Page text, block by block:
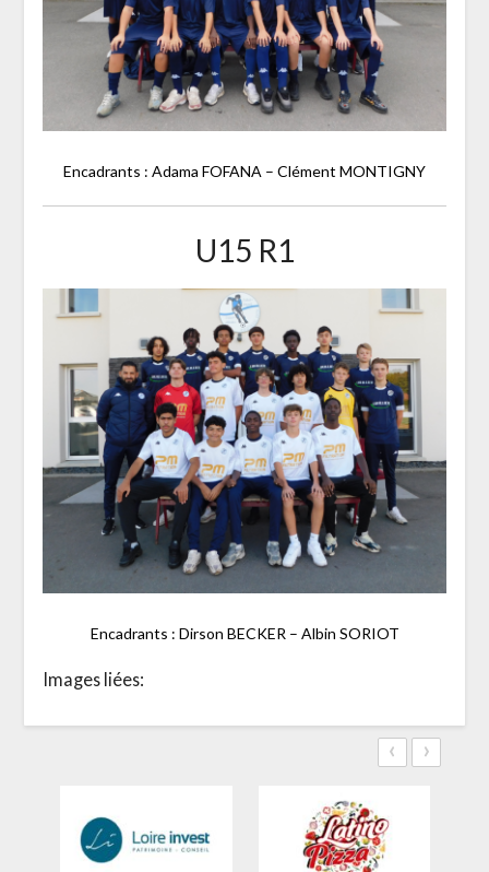
Encadrants : Adama FOFANA – Clément MONTIGNY
U15 R1
Encadrants : Dirson BECKER – Albin SORIOT
Images liées:
‹ ›